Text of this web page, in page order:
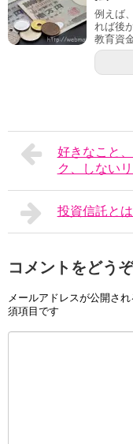
例えば
れば後
教育資
好きなこと
ク、しない
投資信託とは
コメントをどうぞ
メールアドレスが公開され
須項目です